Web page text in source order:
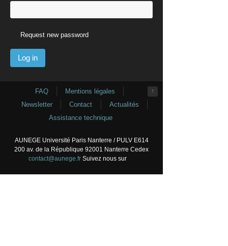
Request new password
↑
FAQ
Mentions légales
Newsletter
Contact
Actualités
Assistance technique
AUNEGE Université Paris Nanterre / PULV E614
200 av. de la République 92001 Nanterre Cedex
contact@aunege.frSuivez nous sur